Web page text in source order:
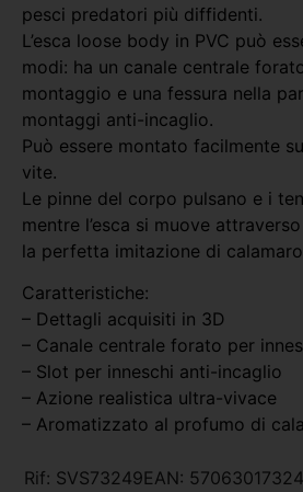
pesci predatori più diffidenti.
L’esca loose body in PVC può
modi: ha un canale centrale
montaggio e una fessura nella
montaggi anti-incaglio.
Può essere montato facilmente
vite.
Le pinne del corpo pulsano e i
mentre l’esca si muove
la perfetta imitazione di
Caratteristiche:
– Dettagli acquisiti in 3D
– Canale centrale forato per
– Slot per inneschi anti-incaglio
– Azione realistica ultra-vivace
– Aromatizzato al profumo di
Rif: SVS73249EAN: